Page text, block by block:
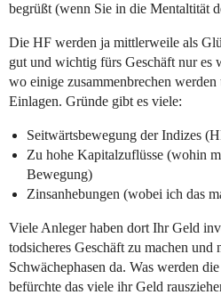
begrüßt (wenn Sie in die Mentaltität
Die HF werden ja mittlerweile als
gut und wichtig fürs Geschäft nur es
wo einige zusammenbrechen
Einlagen. Gründe gibt es viele:
Seitwärtsbewegung der Indizes
Zu hohe Kapitalzuflüsse (wohin
Bewegung)
Zinsanhebungen (wobei ich das
Viele Anleger haben dort Ihr Geld
todsicheres Geschäft zu machen und
Schwächephasen da. Was werden
befürchte das viele ihr Geld